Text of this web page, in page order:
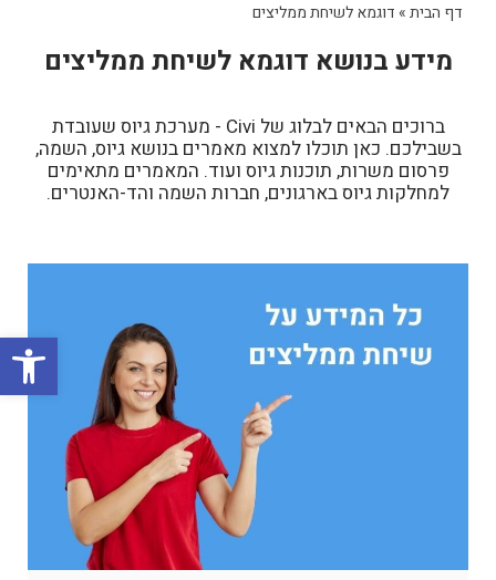
דף הבית» דוגמא לשיחת ממליצים
מידע בנושא דוגמא לשיחת ממליצים
ברוכים הבאים לבלוג של Civi - מערכת גיוס שעובדת
בשבילכם. כאן תוכלו למצוא מאמרים בנושא גיוס, השמה,
פרסום משרות, תוכנות גיוס ועוד. המאמרים מתאימים
למחלקות גיוס בארגונים, חברות השמה והד-האנטרים.
פתח